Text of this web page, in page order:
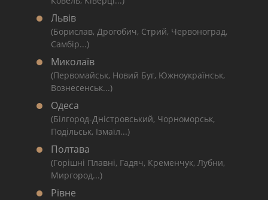
Львів
(Борислав, Дрогобич, Стрий, Червоноград,
Самбір...)
Миколаїв
(Первомайськ, Новий Буг, Южноукраїнськ,
Вознесенськ...)
Одеса
(Білгород-Дністровський, Чорноморськ,
Подільськ, Ізмаїл...)
Полтава
(Горішні Плавні, Гадяч, Кременчук, Лубни,
Миргород...)
Рівне